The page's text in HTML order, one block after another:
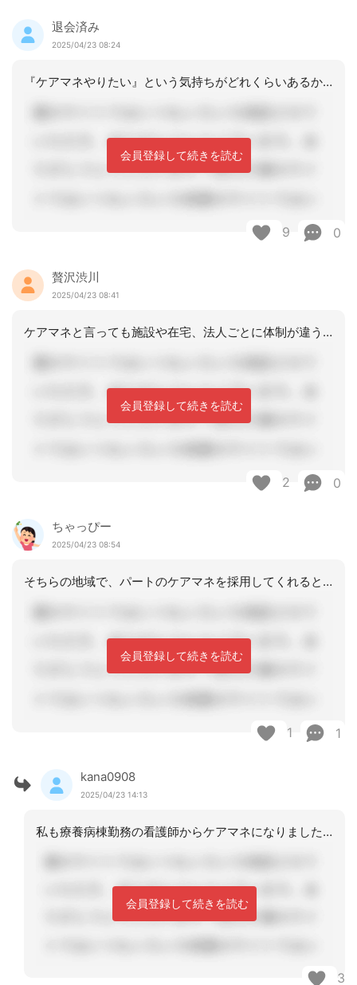
退会済み
2025/04/23 08:24
『ケアマネやりたい』という気持ちがどれくらいあるかだと思います。私は介護の世界に
会員登録して続きを読む
9 0
贅沢渋川
2025/04/23 08:41
ケアマネと言っても施設や在宅、法人ごとに体制が違うのは当たり前ですが、ケアマネだ
会員登録して続きを読む
2 0
ちゃっぴー
2025/04/23 08:54
そちらの地域で、パートのケアマネを採用してくれるところがあるかは、もう調べてあり
会員登録して続きを読む
1 1
kana0908
2025/04/23 14:13
私も療養病棟勤務の看護師からケアマネになりました。せっかく取った仕事でもあるし、
会員登録して続きを読む
3